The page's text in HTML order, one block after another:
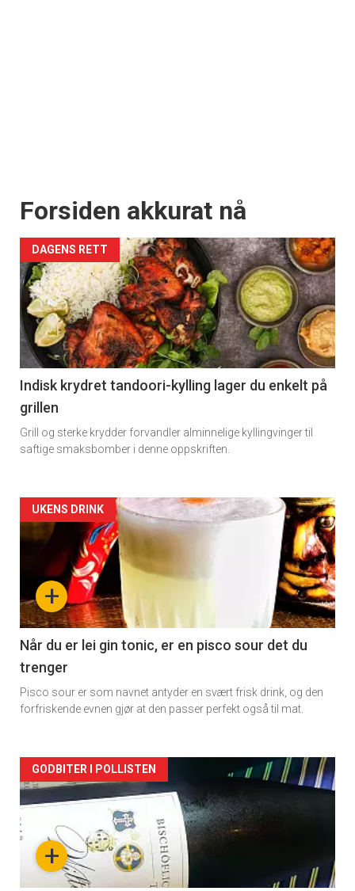
Forsiden akkurat nå
DAGENS RETT
Indisk krydret tandoori-kylling lager du enkelt på
grillen
Grill og sterke krydder forvandler alminnelige kyllingvinger til
saftige smaksbomber i denne oppskriften.
Forsiden
akkurat
nå
-
2
+
UKENS DRINK
Når du er lei gin tonic, er en pisco sour det du
trenger
Pisco sour er som navnet antyder en svært frisk drink, og den
forfriskende evnen gjør at den passer perfekt også til mat.
Forsiden
akkurat
nå+
GODBITER I POLLISTEN